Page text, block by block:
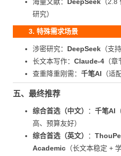
研究）
3. 特殊需求场景
涉密研究： DeepSeek （支
长文本写作： Claude-4 （
查重降重刚需： 千笔AI （适
五、最终推荐
综合首选（中文） ： 千笔AI
高、预算友好）
综合首选（英文）
：
Academic （长文本稳定 +